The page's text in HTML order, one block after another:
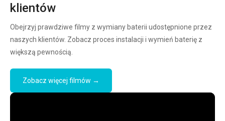
klientów
Obejrzyj prawdziwe filmy z wymiany baterii udostępnione przez
naszych klientów. Zobacz proces instalacji i wymień baterię z
większą pewnością.
Zobacz więcej filmów →